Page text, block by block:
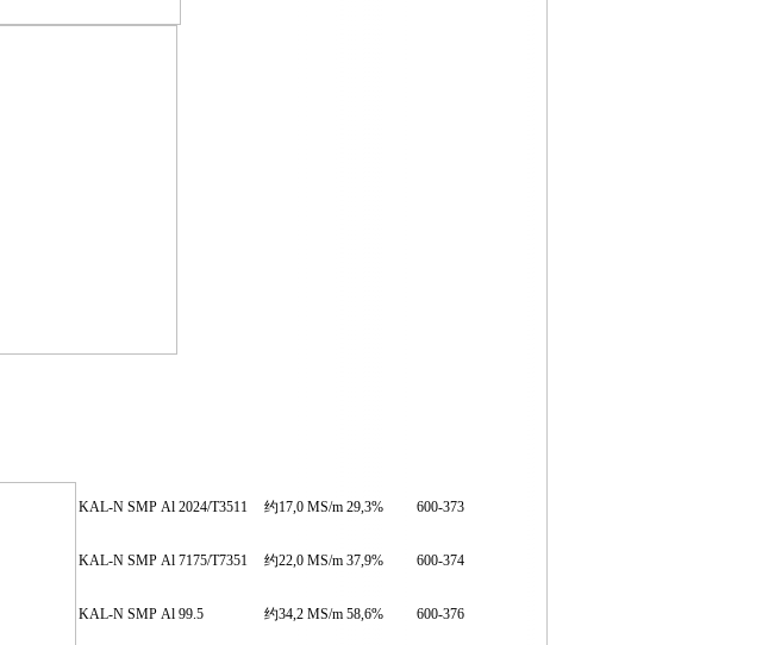
KAL-N SMP Al 2024/T3511 约17,0 MS/m 29,3% 600-373
KAL-N SMP Al 7175/T7351 约22,0 MS/m 37,9% 600-374
KAL-N SMP Al 99.5 约34,2 MS/m 58,6% 600-376